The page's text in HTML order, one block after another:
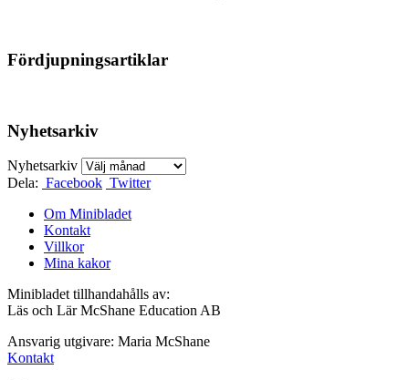
Fördjupningsartiklar
Nyhetsarkiv
Nyhetsarkiv
Dela: Facebook Twitter
Om Minibladet
Kontakt
Villkor
Mina kakor
Minibladet tillhandahålls av:
Läs och Lär McShane Education AB
Ansvarig utgivare: Maria McShane
Kontakt